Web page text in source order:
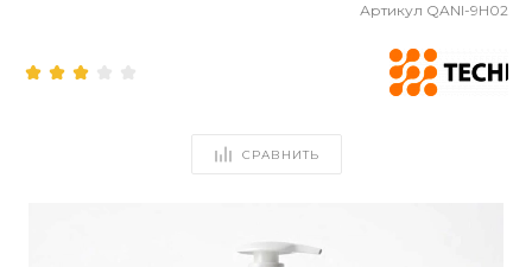
Артикул QANI-9H02
СРАВНИТЬ